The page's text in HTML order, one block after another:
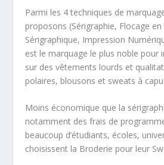
Parmi les 4 techniques de
proposons (Sérigraphie, Flocage
Sérigraphique, Impression
est le marquage le plus noble pour
sur des vêtements lourds et
polaires, blousons et sweats à
Moins économique que la
notamment des frais de
beaucoup d’étudiants, écoles,
choisissent la Broderie pour leur